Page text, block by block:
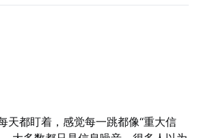
天都盯着，感觉每一跳都像“重大信